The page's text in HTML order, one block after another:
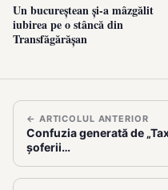
Un bucureștean și-a mâzgălit
iubirea pe o stâncă din
Transfăgărășan
← ARTICOLUL ANTERIOR
Confuzia generată de
șoferii…